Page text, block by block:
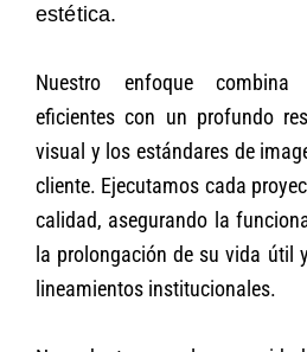
estética.
Nuestro enfoque combina
eficientes con un profundo
visual y los estándares de
cliente. Ejecutamos cada
calidad, asegurando la
la prolongación de su vida útil
lineamientos institucionales.